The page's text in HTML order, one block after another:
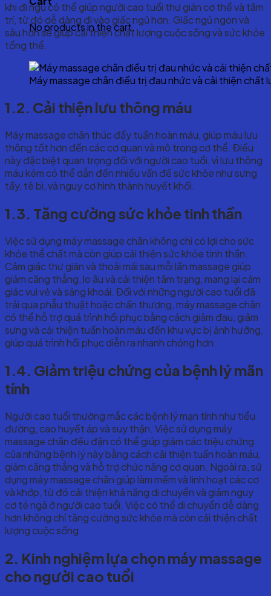
No products in the cart.
khi đi ngủ có thể giúp người cao tuổi thư giãn cơ thể và tâm
trí, từ đó dễ dàng đi vào giấc ngủ hơn. Giấc ngủ ngon và
sâu hơn sẽ giúp cải thiện chất lượng cuộc sống và sức khỏe
tổng thể.
Máy massage chân điều trị đau nhức và cải thiện chất
1.2. Cải thiện lưu thông máu
Máy massage chân thúc đẩy tuần hoàn máu, giúp máu lưu
thông tốt hơn đến các cơ quan và mô trong cơ thể. Điều
này đặc biệt quan trọng đối với người cao tuổi, vì lưu thông
máu kém có thể dẫn đến nhiều vấn đề sức khỏe như sưng
tấy, tê bì, và nguy cơ hình thành huyết khối.
1.3. Tăng cường sức khỏe tinh thần
Việc sử dụng máy massage chân không chỉ có lợi cho sức
khỏe thể chất mà còn giúp cải thiện sức khỏe tinh thần.
Cảm giác thư giãn và thoải mái sau mỗi lần massage giúp
giảm căng thẳng, lo âu và cải thiện tâm trạng, mang lại cảm
giác vui vẻ và sảng khoái. Đối với những người cao tuổi đã
trải qua phẫu thuật hoặc chấn thương, máy massage chân
có thể hỗ trợ quá trình hồi phục bằng cách giảm đau, giảm
sưng và cải thiện tuần hoàn máu đến khu vực bị ảnh hưởng,
giúp quá trình hồi phục diễn ra nhanh chóng hơn.
1.4. Giảm triệu chứng của bệnh lý mãn
tính
Người cao tuổi thường mắc các bệnh lý mạn tính như tiểu
đường, cao huyết áp và suy thận. Việc sử dụng máy
massage chân đều đặn có thể giúp giảm các triệu chứng
của những bệnh lý này bằng cách cải thiện tuần hoàn máu,
giảm căng thẳng và hỗ trợ chức năng cơ quan. Ngoài ra, sử
dụng máy massage chân giúp làm mềm và linh hoạt các cơ
và khớp, từ đó cải thiện khả năng di chuyển và giảm nguy
cơ té ngã ở người cao tuổi. Việc có thể di chuyển dễ dàng
hơn không chỉ tăng cường sức khỏe mà còn cải thiện chất
lượng cuộc sống.
2. Kinh nghiệm lựa chọn máy massage
cho người cao tuổi